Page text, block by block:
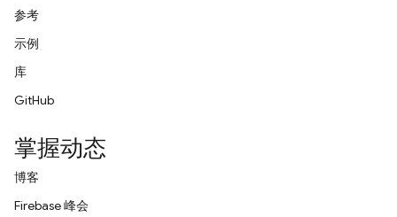
参考
示例
库
GitHub
掌握动态
博客
Firebase 峰会